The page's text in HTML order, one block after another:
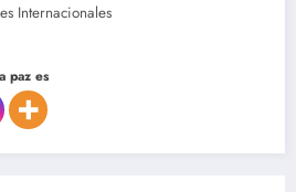
Internacionales
paz es